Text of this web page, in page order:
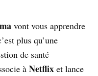
vont vous apprendre
plus qu’une
de santé
à Netflix et lance